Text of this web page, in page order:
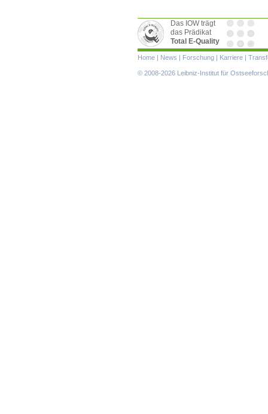
Das IOW trägt
das Prädikat
Total E-Quality
Navigation
überspringen
Home | News | Forschung | Karriere |
© 2008-2026 Leibniz-Institut für